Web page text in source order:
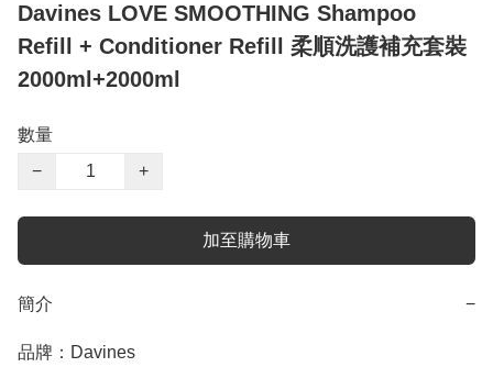
Davines LOVE SMOOTHING Shampoo
Refill + Conditioner Refill 柔順洗護補充套裝
2000ml+2000ml
數量
−
+
加至購物車
簡介 −
品牌：Davines